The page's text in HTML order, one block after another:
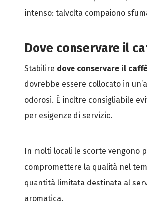
intenso: talvolta compaiono
Dove conservare il
Stabilire dove conservare il
dovrebbe essere collocato in
odorosi. È inoltre consigliabile
per esigenze di servizio.
In molti locali le scorte vengono
compromettere la qualità nel
quantità limitata destinata al
aromatica.